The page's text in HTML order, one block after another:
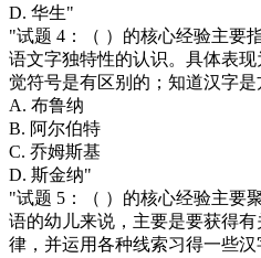
D. 华生"
"试题 4：（ ）的核心经验主要
语文字独特性的认识。具体表
觉符号是有区别的；知道汉字是
A. 布鲁纳
B. 阿尔伯特
C. 乔姆斯基
D. 斯金纳"
"试题 5：（ ）的核心经验主要
语的幼儿来说，主要是要获得
律，并运用各种线索习得一些汉